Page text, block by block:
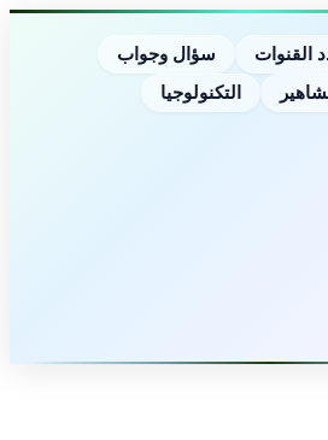
القنوات
سؤال وجواب
التكنولوجيا